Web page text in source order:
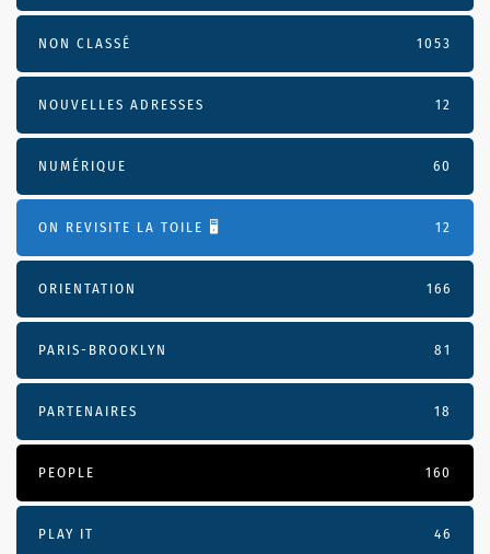
NON CLASSÉ 1053
NOUVELLES ADRESSES 12
NUMÉRIQUE 60
ON REVISITE LA TOILE 🖥️ 12
ORIENTATION 166
PARIS-BROOKLYN 81
PARTENAIRES 18
PEOPLE 160
PLAY IT 46